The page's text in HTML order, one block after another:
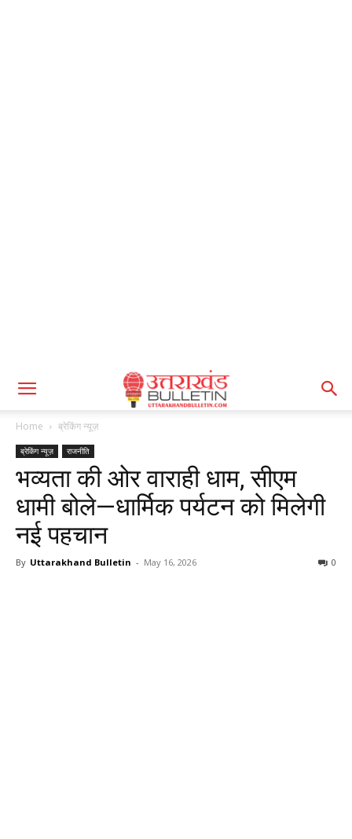
Home ब्रेकिंग न्यूज़
ब्रेकिंग न्यूज़ राजनीति
भव्यता की ओर वाराही धाम, सीएम
धामी बोले—धार्मिक पर्यटन को मिलेगी
नई पहचान
By Uttarakhand Bulletin - May 16, 2026 0